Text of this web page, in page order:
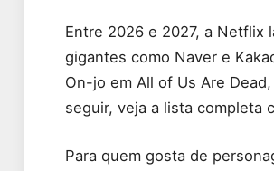
Entre 2026 e 2027, a Netflix
gigantes como Naver e
On-jo em All of Us Are
seguir, veja a lista completa
Para quem gosta de